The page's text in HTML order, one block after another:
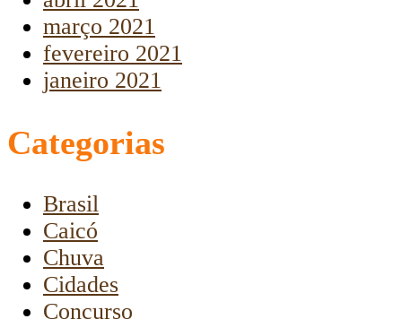
março 2021
fevereiro 2021
janeiro 2021
Categorias
Brasil
Caicó
Chuva
Cidades
Concurso